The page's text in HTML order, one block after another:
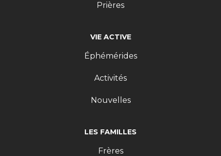
LES FAMILLES
Frères
VIE ACTIVE
Éphémérides
Activités
Nouvelles
Prières